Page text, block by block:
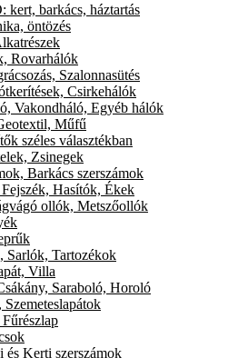
barkács, háztartás
öntözés
Rovarhálók
Szalonnasütés
Csirkehálók
Vakondháló, Egyéb hálók
Műfű
széles választékban
Zsinegek
Barkács szerszámok
Hasítók, Ékek
ollók, Metszőollók
Sarlók, Tartozékok
Villa
Saraboló, Horoló
Szemeteslapátok
és Kerti szerszámok